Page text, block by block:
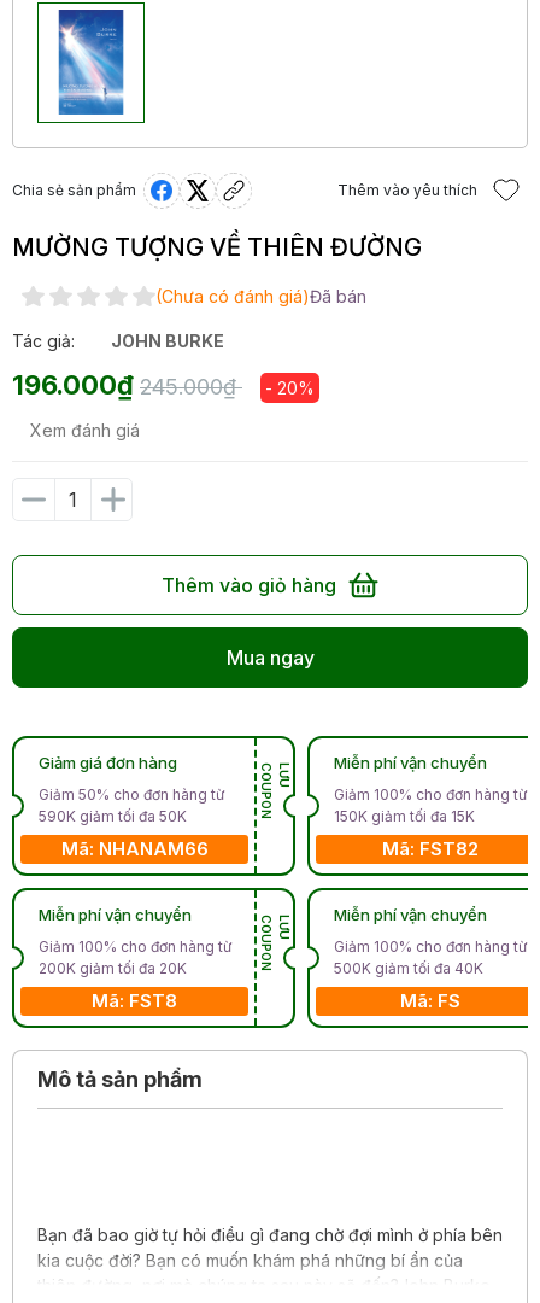
Chia sẻ sản phẩm Thêm vào yêu thích
MƯỜNG TƯỢNG VỀ THIÊN ĐƯỜNG
(Chưa có đánh giá)Đã bán
Tác giả: JOHN BURKE
196.000₫ 245.000₫ - 20%
Xem đánh giá
Thêm vào giỏ hàng
Mua ngay
Giảm giá đơn hàng
Giảm 50% cho đơn hàng từ
590K giảm tối đa 50K
Mã: NHANAM66
L
Ư
U
C
O
U
P
O
N
Miễn phí vận chuyển
Giảm 100% cho đơn hàng từ
200K giảm tối đa 20K
Mã: FST8
L
Ư
U
C
O
U
P
O
N
Miễn phí vận chuyển
Giảm 100% cho đơn hàng từ
150K giảm tối đa 15K
Mã: FST82
Miễn phí vận chuyển
Giảm 100% cho đơn hàng từ
500K giảm tối đa 40K
Mã: FS
Mô tả sản phẩm
Bạn đã bao giờ tự hỏi điều gì đang chờ đợi mình ở phía bên
kia cuộc đời? Bạn có muốn khám phá những bí ẩn của
thiên đường, nơi mà chúng ta sau này sẽ đến?John Burke